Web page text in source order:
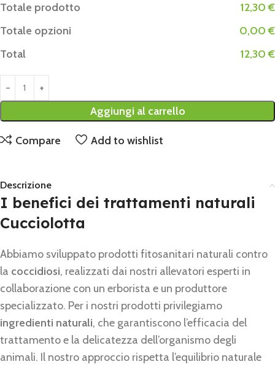
Totale prodotto
12,30 €
Totale opzioni
0,00 €
Total
12,30 €
Aggiungi al carrello
Compare Add to wishlist
Descrizione
I benefici dei trattamenti naturali
Cucciolotta
Abbiamo sviluppato prodotti fitosanitari naturali contro
la coccidiosi, realizzati dai nostri allevatori esperti in
collaborazione con un erborista e un produttore
specializzato. Per i nostri prodotti privilegiamo
ingredienti naturali, che garantiscono l’efficacia del
trattamento e la delicatezza dell’organismo degli
animali. Il nostro approccio rispetta l’equilibrio naturale